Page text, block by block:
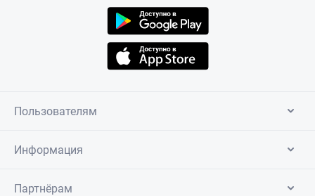
Пользователям
Информация
Партнёрам